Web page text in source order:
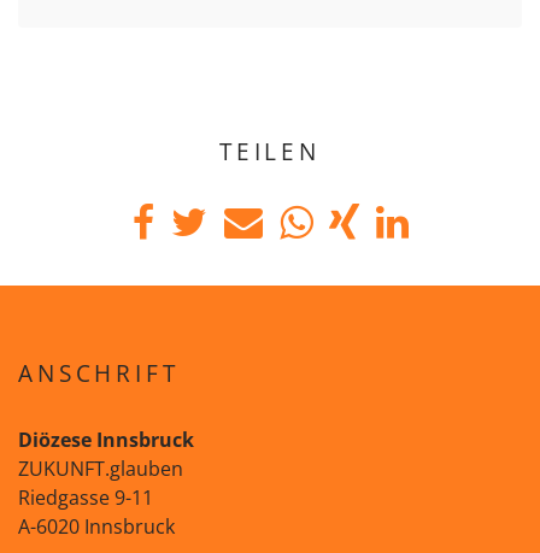
TEILEN
ANSCHRIFT
Diözese Innsbruck
ZUKUNFT.glauben
Riedgasse 9-11
A-6020 Innsbruck